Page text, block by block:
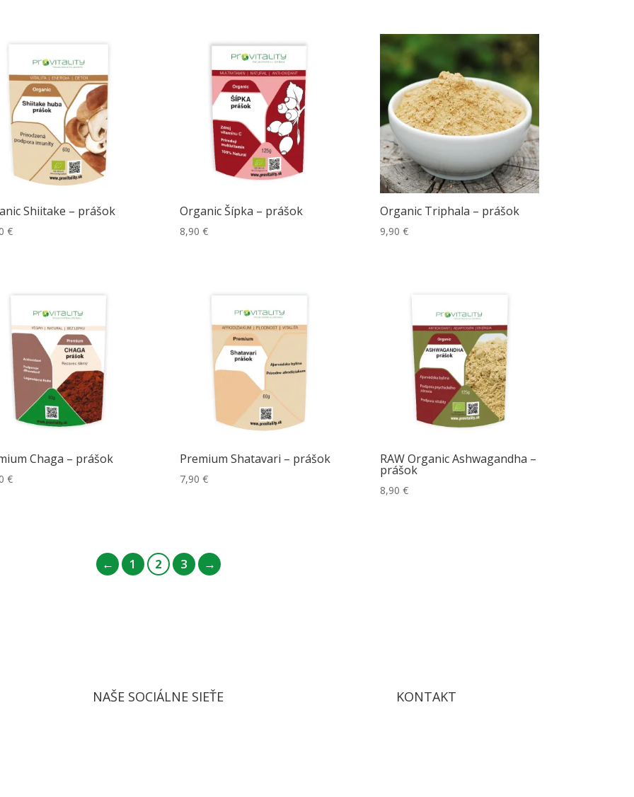
Shiitake – prášok
€
Organic Šípka – prášok
8,90 €
Organic Triphala – prášok
9,90€
Chaga – prášok
€
Premium Shatavari – prášok
7,90 €
RAW Organic Ashwagandha –
prášok
8,90€
← 1 2 3 →
NAŠE SOCIÁLNE SIEŤE KONTAKT